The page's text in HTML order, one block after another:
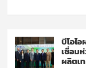
บีโอไ
เชื่อม
ผลิตเ